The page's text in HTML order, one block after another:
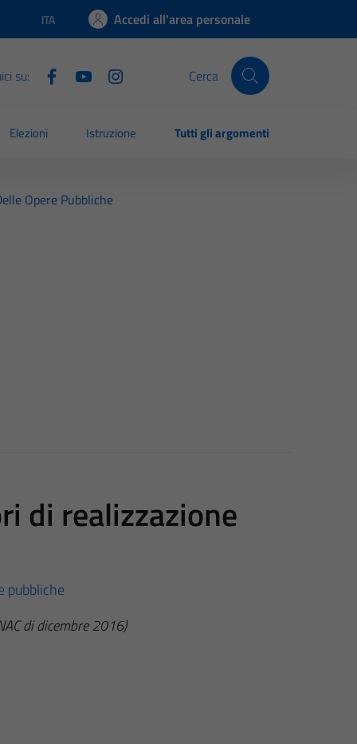
Lingua attiva:
ITA Accedi all'area personale
su: Cerca
Elezioni Istruzione Tutti gli argomenti
Opere Pubbliche
di realizzazione
pubbliche
di dicembre 2016)